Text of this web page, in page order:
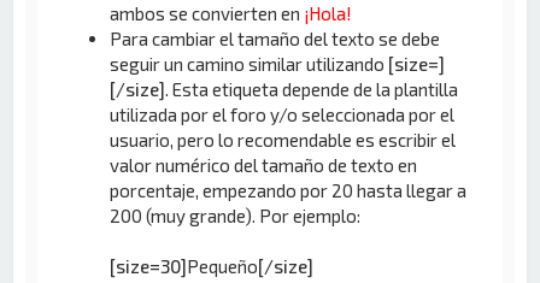
ambos se convierten en ¡Hola!
Para cambiar el tamaño del texto se debe
seguir un camino similar utilizando [size=]
[/size] . Esta etiqueta depende de la plantilla
utilizada por el foro y/o seleccionada por el
usuario, pero lo recomendable es escribir el
valor numérico del tamaño de texto en
porcentaje, empezando por 20 hasta llegar a
200 (muy grande). Por ejemplo:
[size=30]Pequeño[/size]